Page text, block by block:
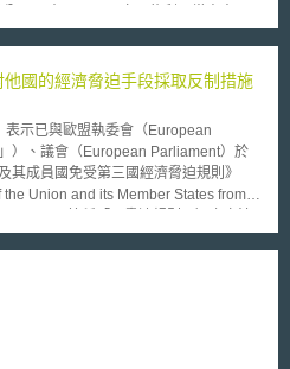
資料。因此，2012年10月歐盟要求
歐洲6個國家，包括法國、德國、英
並依據各國法律展開後續措施，如鉅額
nationale de
CNIL）率先表示，若Google於4月11日
首先採取法律行動。然Google對此僅
重歐盟的法律，且可以讓Google提供更
國的經濟脅迫手段採取反制措施
示已與歐盟執委會（European
）、議會（European Parliament）於
成員國免受第三國經濟脅迫規則》
the Union and its Member States from
起源於中國大陸於
止輸入多項產品，導致立陶宛對中貿易